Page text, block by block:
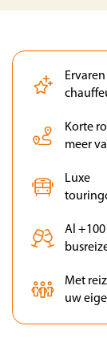
Ervaren
Korte
meer
Luxe
Al
Met
uw